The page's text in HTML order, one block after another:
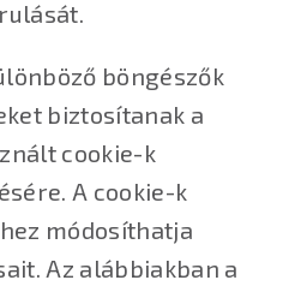
böngészők
biztosítanak a
cookie-k
A cookie-k
módosíthatja
Az alábbiakban a